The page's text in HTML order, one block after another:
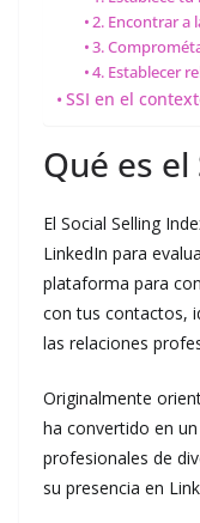
2. Encontrar a
3.
4. Establecer
SSI en el
Qué es el
El Social Selling
LinkedIn para
plataforma para
con tus contactos,
las relaciones
Originalmente
ha convertido en
profesionales de
su presencia en